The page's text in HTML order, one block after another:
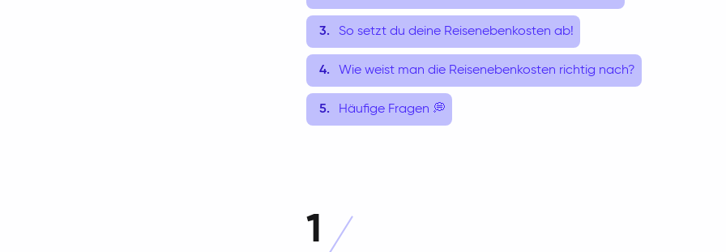
So setzt du deine Reisenebenkosten ab!
Wie weist man die Reisenebenkosten richtig nach?
Häufige Fragen 💭
1